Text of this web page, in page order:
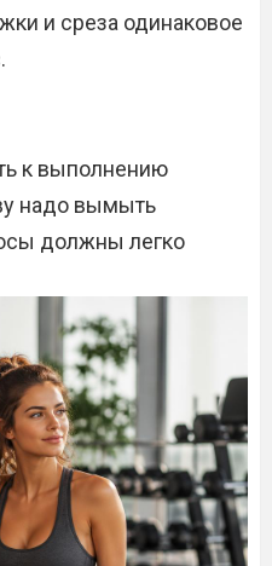
и среза одинаковое
к выполнению
надо вымыть
должны легко